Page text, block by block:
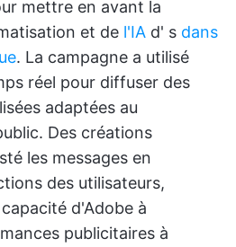
mettre en avant la
et de l'IA d' s dans
. La campagne a utilisé
réel pour diffuser des
adaptées au
Des créations
les messages en
des utilisateurs,
d'Adobe à
publicitaires à